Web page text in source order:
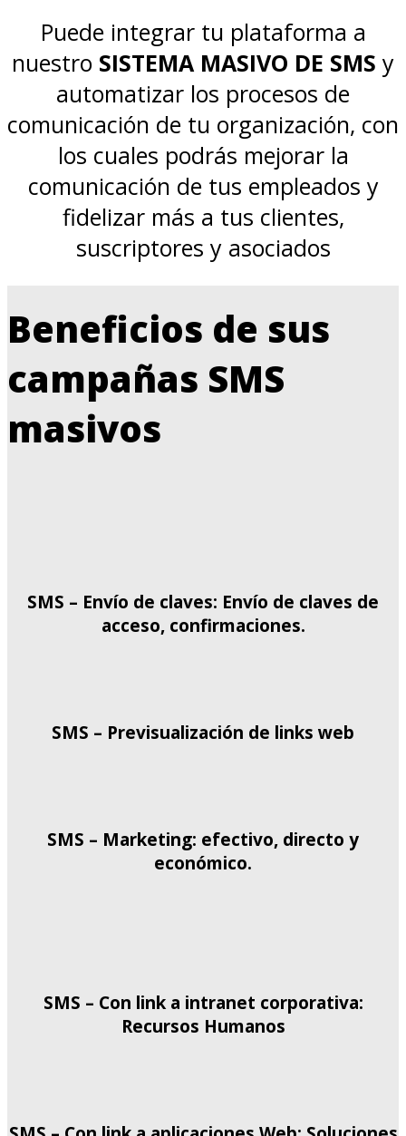
Puede integrar tu plataforma a
nuestro SISTEMA MASIVO DE SMS y
automatizar los procesos de
comunicación de tu organización, con
los cuales podrás mejorar la
comunicación de tus empleados y
fidelizar más a tus clientes,
suscriptores y asociados
Beneficios de sus
campañas SMS
masivos
SMS – Envío de claves: Envío de claves de
acceso, confirmaciones.
SMS – Previsualización de links web
SMS – Marketing: efectivo, directo y
económico.
SMS – Con link a intranet corporativa:
Recursos Humanos